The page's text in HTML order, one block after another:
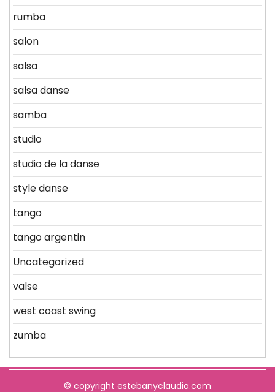
rumba
salon
salsa
salsa danse
samba
studio
studio de la danse
style danse
tango
tango argentin
Uncategorized
valse
west coast swing
zumba
© copyright estebanyclaudia.com